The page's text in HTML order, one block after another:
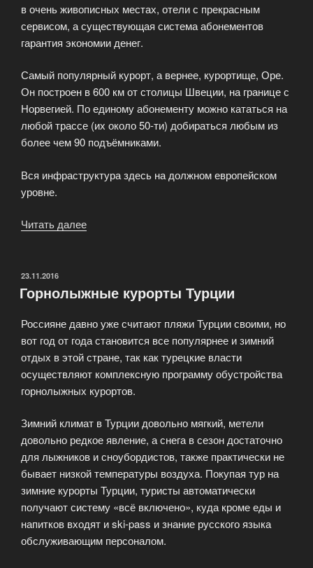
в очень живописных местах, отели с прекрасным
сервисом, а существующая система абонементов
гарантия экономии денег.
Самый популярный курорт, а вернее, курортище, Оре.
Он построен в 600 км от столицы Швеции, на границе с
Норвегией. По единому абонементу можно кататься на
любой трассе (их около 50-ти) добираться любым из
более чем 90 подъёмниками.
Вся инфраструктура здесь на должном европейском
уровне.
Читать далее
ОПУБЛИКОВАНО
23.11.2016
Горнолыжные курорты Турции
Россияне давно уже считают пляжи Турции своими, но
вот год от года становится все популярнее и зимний
отдых в этой стране, так как турецкие власти
осуществляют комплексную программу обустройства
горнолыжных курортов.
Зимний климат в Турции довольно мягкий, метели
довольно редкое явление, а снега в сезон достаточно
для лыжников и сноубордистов, также практически не
бывает низкой температуры воздуха. Покупая тур на
зимние курорты Турции, туристы автоматически
получают систему «всё включено», куда кроме еды и
напитков входят и ski-pass и знание русского языка
обслуживающим персоналом.